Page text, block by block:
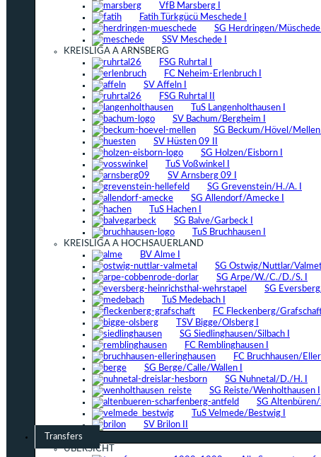
VfB Marsberg I
Fatih Türkgücü Meschede I
SG Herdringen/Müschede I
SSV Meschede I
KREISLIGA A ARNSBERG
FSG Ruhrtal I
FC Neheim-Erlenbruch I
SV Affeln I
FSG Ruhrtal II
TuS Langenholthausen I
SV Bachum/Bergheim I
SG Beckum/Hövel/Mellen I
SV Hüsten 09 II
SG Holzen/Eisborn I
TuS Voßwinkel I
SV Arnsberg 09 I
SG Grevenstein/H./A. I
SG Allendorf/Amecke I
TuS Hachen I
SG Balve/Garbeck I
TuS Bruchhausen I
KREISLIGA A HOCHSAUERLAND
BV Alme I
SG Ostwig/Nuttlar/
SG Arpe/W./C./D./S. I
SG
TuS Medebach I
FC Fleckenberg/Grafschaft
TSV Bigge/Olsberg I
SG Siedlinghausen/Silbach I
FC Remblinghausen I
FC Bruchhausen/
SG Berge/Calle/Wallen I
SG Nuhnetal/D./H. I
SG Reiste/Wenholthausen I
SG Altenbüren/
TuS Velmede/Bestwig I
SV Brilon II
Transfers
ÜBERSICHT